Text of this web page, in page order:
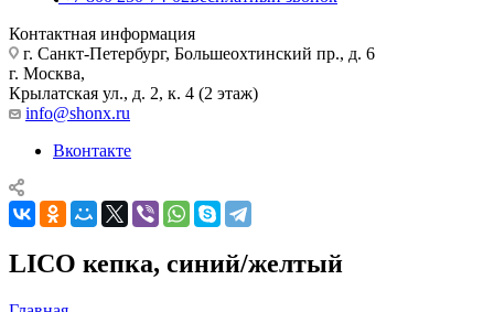
Контактная информация
г. Санкт-Петербург, Большеохтинский пр., д. 6
г. Москва,
Крылатская ул., д. 2, к. 4 (2 этаж)
info@shonx.ru
Вконтакте
LICO кепка, синий/желтый